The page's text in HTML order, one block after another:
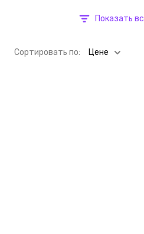
Показать
Cортировать по: Цене